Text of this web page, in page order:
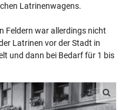
Latrinenwagens.
Feldern war allerdings nicht
Latrinen vor der Stadt in
und dann bei Bedarf für 1 bis